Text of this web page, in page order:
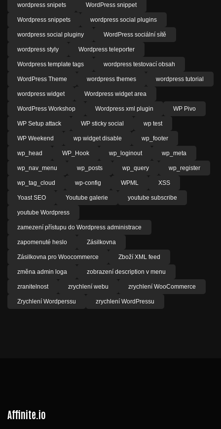
wordpress snipets WordPress snippet
Wordpress snippets wordpress social plugins
wordpress social pluginy WordPress sociální sítě
wordpress styly Wordpress teleporter
Wordpress template tags wordpress testovací obsah
WordPress Theme wordpress themes wordpress tutorial
wordpress widget Wordpress widget area
WordPress Workshop Wordpress xml plugin WP Pivo
WP Setup attack WP sticky social wp test
WP Weekend wp widget disable wp_footer
wp_head WP_Hook wp_loginout wp_meta
wp_nav_menu wp_posts wp_query wp_register
wp_tag_cloud wp-config WPML XSS
Yoast SEO Youtube galerie youtube subscribe
youtube Wordpress
zamezení přístupu do Wordpress administrace
zapomenuté heslo Zásilkovna
Zásilkovna pro Woocommerce Zboží XML feed
změna admin loga zobrazení description v menu
zranitelnost zrychlení webu zrychlení WooCommerce
Zrychlení Wordperssu zrychlení WordPressu
Affinite.io